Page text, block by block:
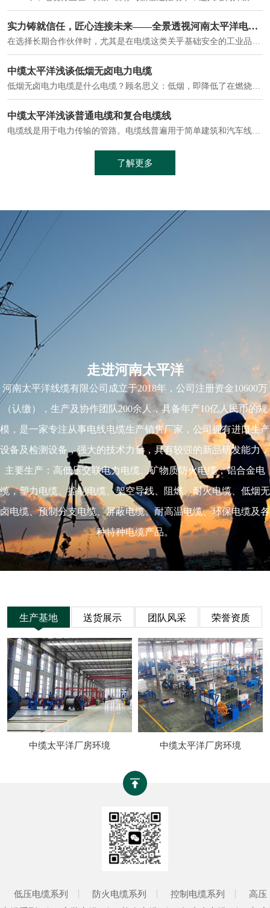
实力铸就信任，匠心连接未来——全景透视河南太平洋电缆厂
在选择长期合作伙伴时，尤其是在电缆这类关乎基础安全的工业品上，供应商的“内在实力”远比一纸报价单更重要。今天，我们邀请您“云参观”河南太平洋电缆厂，透过每一个细节，看我们如何将“可靠”二字，铸入每一米电缆。
中缆太平洋浅谈低烟无卤电力电缆
低烟无卤电力电缆是什么电缆？顾名思义：低烟，即降低了在燃烧时有害物体的产生；卤素对于人体来说是一种有毒气体，无卤就是没有毒气体的释放，通常是针对电缆遇火灾时而言的。低烟无卤电力电缆又可以称之为环保电缆，低烟无卤电缆大多数用于医院和对环境卫生要求比较严格的地方。
中缆太平洋浅谈普通电缆和复合电缆线
电缆线是用于电力传输的管路。电缆线普遍用于简单建筑和汽车线材，作为能源输送缆线，电缆线的复杂结构勿庸置疑。根据目标功能，电缆线具有以下一些特点：建筑用和车用线材要求轻质、大批量生产、价格低廉、具有相当的电学和力学性能和长时间的耐老化性能；工业用线材必须具有符合客户要求的性能；
了解更多
走进河南太平洋
河南太平洋线缆有限公司成立于2018年，公司注册资金10600万
（认缴），生产及协作团队200余人，具备年产10亿人民币的规
模，是一家专注从事电线电缆生产销售厂家，公司拥有进口生产
设备及检测设备，强大的技术力量，具有较强的新品研发能力，
主要生产：高低压交联电力电缆、矿物质防火电缆，铝合金电
缆，塑力电缆、控制电缆、架空导线、阻燃、耐火电缆、低烟无
卤电缆、预制分支电缆、屏蔽电缆、耐高温电缆、环保电缆及各
种特种电缆产品。
生产基地 送货展示 团队风采 荣誉资质
中缆太平洋厂房环境 中缆太平洋厂房环境
低压电缆系列 防火电缆系列 控制电缆系列
高压